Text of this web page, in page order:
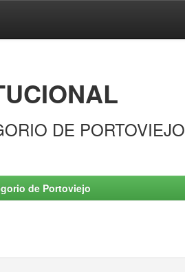
DE PORTOVIEJO
de Portoviejo